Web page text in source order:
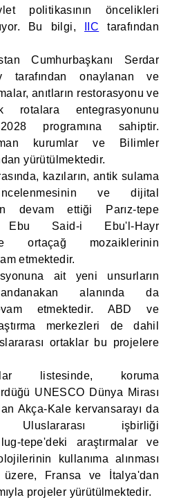
politikasının öncelikleri
Bu bilgi,
IIC tarafından
Cumhurbaşkanı Serdar
tarafından onaylanan ve
anıtların restorasyonu ve
rotalara entegrasyonunu
programına sahiptir.
kurumlar ve Bilimler
yürütülmektedir.
kazıların, antik sulama
ve dijital
devam ettiği Parız-tepe
Ebu Said-i Ebu'l-Hayr
ortaçağ mozaiklerinin
etmektedir.
ait yeni unsurların
alanında da
etmektedir. ABD ve
merkezleri de dahil
ortaklar bu projelere
listesinde, koruma
UNESCO Dünya Mirası
Akça-Kale kervansarayı da
Uluslararası işbirliği
tepe'deki araştırmalar ve
kullanıma alınması
Fransa ve İtalya'dan
projeler yürütülmektedir.